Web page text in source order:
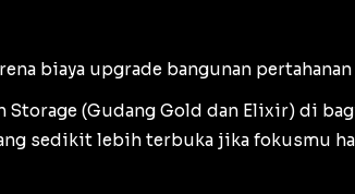
biaya upgrade bangunan
Storage (Gudang Gold dan Elixir) di
sedikit lebih terbuka jika fokusmu